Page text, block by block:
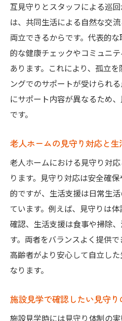
互見守りとスタッフによる巡
は、共同生活による自然な交
両立できるからです。代表的
的な健康チェックやコミュニ
あります。これにより、孤立
ングでのサポートが受けられ
にサポート内容が異なるため
です。
老人ホームの見守り対応と
老人ホームにおける見守り対
ります。見守り対応は安全確
的ですが、生活支援は日常生
ています。例えば、見守りは
確認、生活支援は食事や掃除
す。両者をバランスよく提供で
高齢者がより安心して自立し
なります。
施設見学で確認したい見守り
施設見学時には見守り体制の